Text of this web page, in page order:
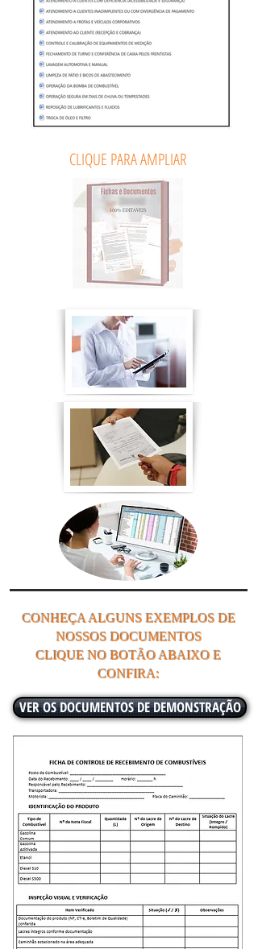
CLIQUE PARA AMPLIAR
CONHEÇA ALGUNS EXEMPLOS DE
NOSSOS DOCUMENTOS
CLIQUE NO BOTÃO ABAIXO E
CONFIRA:
VER OS DOCUMENTOS DE DEMONSTRAÇÃO